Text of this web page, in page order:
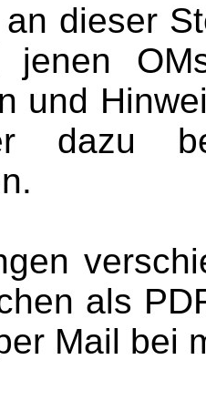
dieser
jenen
und
dazu
als
Mail bei